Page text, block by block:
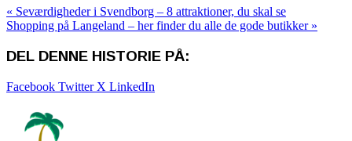
« Seværdigheder i Svendborg – 8 attraktioner, du skal se
Shopping på Langeland – her finder du alle de gode butikker »
DEL DENNE HISTORIE PÅ:
Facebook Twitter X LinkedIn